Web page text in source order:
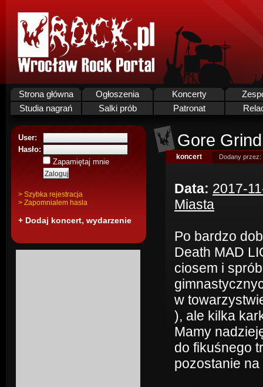
Strona główna Ogłoszenia Koncerty
Studia nagrań
Salki prób Patronat
User:
Hasło:
Zapamiętaj mnie
> Szybka rejestracja
> Zapomnialem hasla
+ Dodaj koncert, wydarzenie
Gore
koncert Dodany przez:
Data: 2017-
Miasta
Po bardzo
Death MAD
ciosem i
w
), ale kilka
Mamy
do fikuśnego
pozostanie na